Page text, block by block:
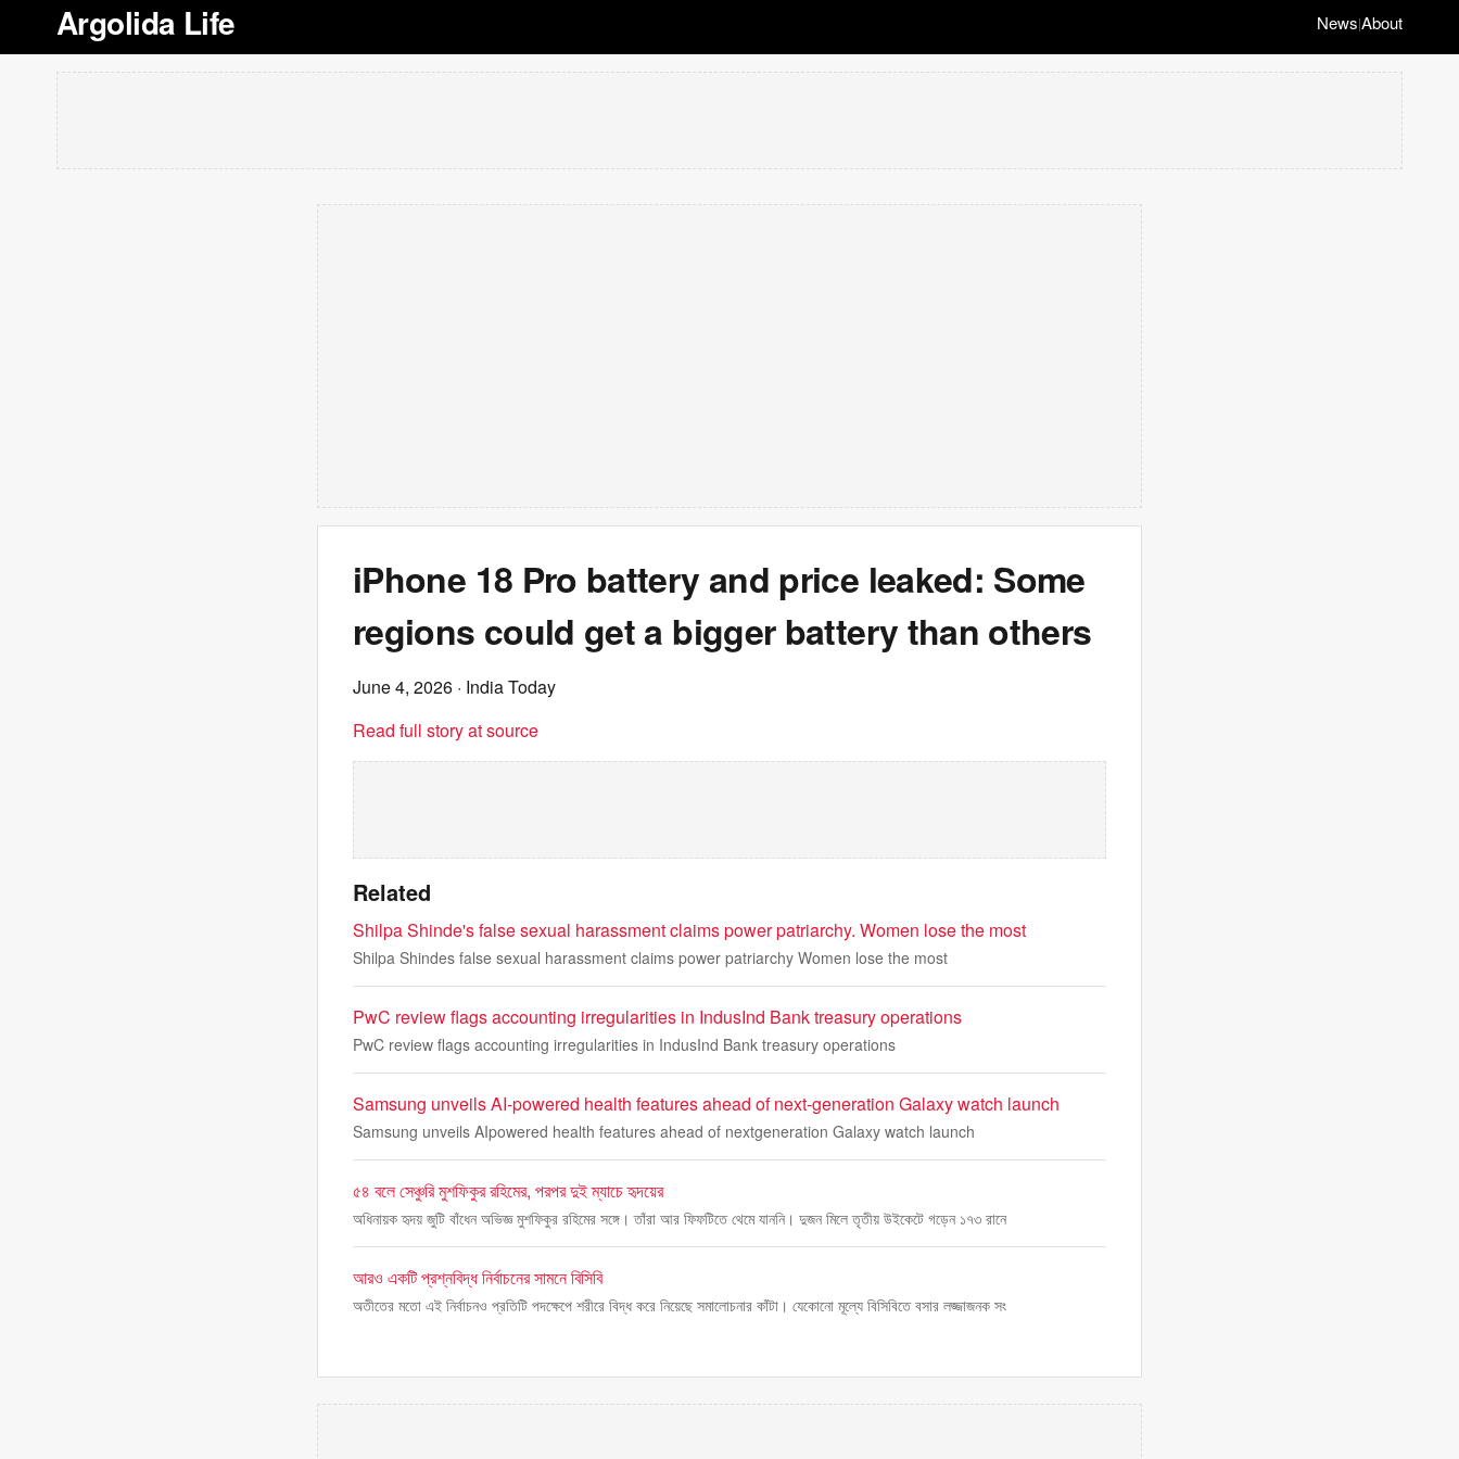
Argolida Life News|About
iPhone 18 Pro battery and price leaked: Some
regions could get a bigger battery than others
June 4, 2026 · India Today
Read full story at source
Related
Shilpa Shinde's false sexual harassment claims power patriarchy. Women lose the most
Shilpa Shindes false sexual harassment claims power patriarchy Women lose the most
PwC review flags accounting irregularities in IndusInd Bank treasury operations
PwC review flags accounting irregularities in IndusInd Bank treasury operations
Samsung unveils AI-powered health features ahead of next-generation Galaxy watch launch
Samsung unveils AIpowered health features ahead of nextgeneration Galaxy watch launch
৫৪ বলে সেঞ্চুরি মুশফিকুর রহিমের, পরপর দুই ম্যাচে হৃদয়ের
অধিনায়ক হৃদয় জুটি বাঁধেন অভিজ্ঞ মুশফিকুর রহিমের সঙ্গে। তাঁরা আর ফিফটিতে থেমে যাননি। দুজন মিলে তৃতীয় উইকেটে গড়েন ১৭৩ রানে
আরও একটি প্রশ্নবিদ্ধ নির্বাচনের সামনে বিসিবি
অতীতের মতো এই নির্বাচনও প্রতিটি পদক্ষেপে শরীরে বিদ্ধ করে নিয়েছে সমালোচনার কাঁটা। যেকোনো মূল্যে বিসিবিতে বসার লজ্জাজনক সং